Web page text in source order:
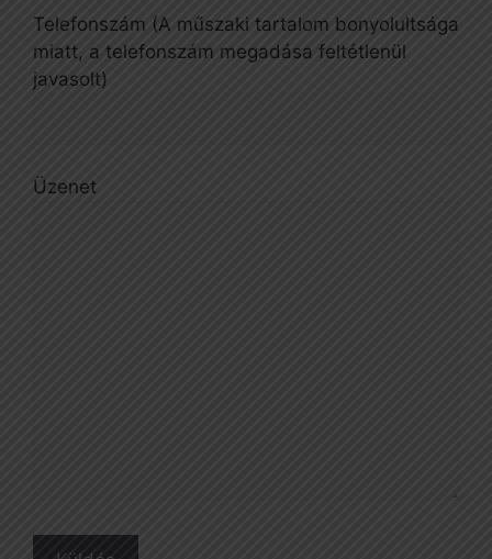
Telefonszám (A műszaki tartalom bonyolultsága
miatt, a telefonszám megadása feltétlenül
javasolt)
Üzenet